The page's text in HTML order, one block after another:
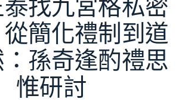
泰找九宮格私密
簡化禮制到道
孫奇逢酌禮思
惟研討